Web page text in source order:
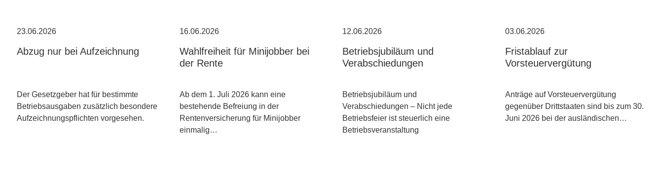
23.06.2026
Abzug nur bei Aufzeichnung
Der Gesetzgeber hat für bestimmte
Betriebsausgaben zusätzlich besondere
Aufzeichnungspflichten vorgesehen.
16.06.2026
Wahlfreiheit für Minijobber bei
der Rente
Ab dem 1. Juli 2026 kann eine
bestehende Befreiung in der
Rentenversicherung für Minijobber
einmalig…
12.06.2026
Betriebsjubiläum und
Verabschiedungen
Betriebsjubiläum und
Verabschiedungen – Nicht jede
Betriebsfeier ist steuerlich eine
Betriebsveranstaltung
03.06.2026
Fristablauf zur
Vorsteuervergütung
Anträge auf Vorsteuervergütung
gegenüber Drittstaaten sind bis zum 30.
Juni 2026 bei der ausländischen…